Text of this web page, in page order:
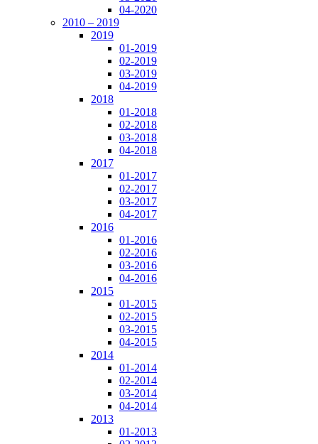
04-2020
2010 – 2019
2019
01-2019
02-2019
03-2019
04-2019
2018
01-2018
02-2018
03-2018
04-2018
2017
01-2017
02-2017
03-2017
04-2017
2016
01-2016
02-2016
03-2016
04-2016
2015
01-2015
02-2015
03-2015
04-2015
2014
01-2014
02-2014
03-2014
04-2014
2013
01-2013